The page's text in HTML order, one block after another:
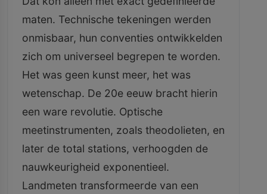
maten. Technische tekeningen werden
onmisbaar, hun conventies ontwikkelden
zich om universeel begrepen te worden.
Het was geen kunst meer, het was
wetenschap. De 20e eeuw bracht hierin
een ware revolutie. Optische
meetinstrumenten, zoals theodolieten, en
later de total stations, verhoogden de
nauwkeurigheid exponentieel.
Landmeten transformeerde van een